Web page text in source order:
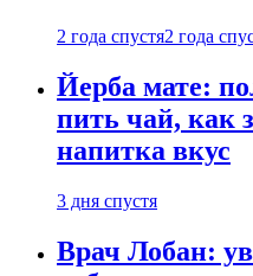
2 года спустя2 года
Йерба мате:
пить чай, как
напитка вкус
3 дня спустя
Врач Лобан: